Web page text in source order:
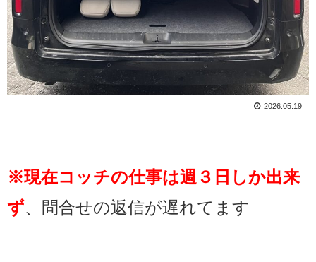
2026.05.19
※現在コッチの仕事は週３日しか出来
ず、問合せの返信が遅れてます